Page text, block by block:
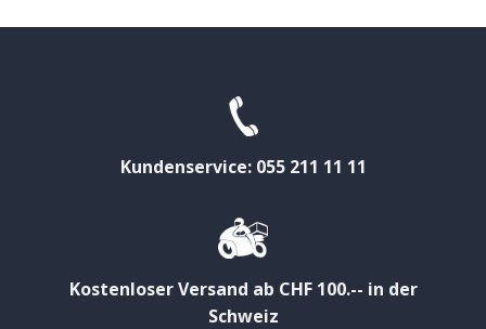
Kundenservice: 055 211 11 11
Kostenloser Versand ab CHF 100.-- in der
Schweiz